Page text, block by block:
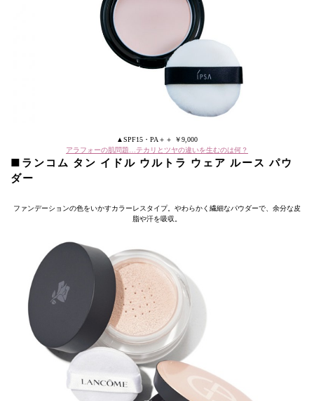
▲SPF15・PA＋＋ ￥9,000
アラフォーの肌問題…テカリとツヤの違いを生むのは何？
■ランコム タン イドル ウルトラ ウェア ルース パウ
ダー
ファンデーションの色をいかすカラーレスタイプ。やわらかく繊細なパウダーで、余分な皮
脂や汗を吸収。